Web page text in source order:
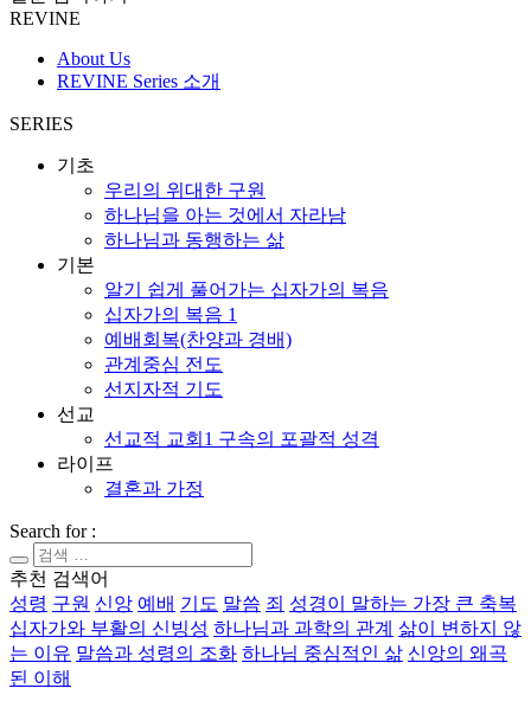
REVINE
About Us
REVINE Series 소개
SERIES
기초
우리의 위대한 구원
하나님을 아는 것에서 자라남
하나님과 동행하는 삶
기본
알기 쉽게 풀어가는 십자가의 복음
십자가의 복음 1
예배회복(찬양과 경배)
관계중심 전도
선지자적 기도
선교
선교적 교회1 구속의 포괄적 성격
라이프
결혼과 가정
Search for :
추천 검색어
성령 구원 신앙 예배 기도 말씀 죄 성경이 말하는 가장 큰 축복
십자가와 부활의 신빙성 하나님과 과학의 관계 삶이 변하지 않
는 이유 말씀과 성령의 조화 하나님 중심적인 삶 신앙의 왜곡
된 이해